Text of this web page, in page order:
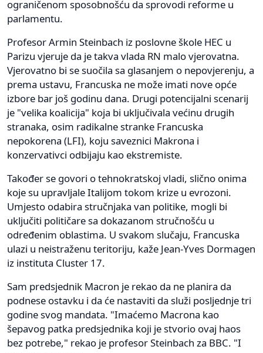
ograničenom sposobnošću da sprovodi reforme u
parlamentu.
Profesor Armin Steinbach iz poslovne škole HEC u
Parizu vjeruje da je takva vlada RN malo vjerovatna.
Vjerovatno bi se suočila sa glasanjem o nepovjerenju, a
prema ustavu, Francuska ne može imati nove opće
izbore bar još godinu dana. Drugi potencijalni scenarij
je "velika koalicija" koja bi uključivala većinu drugih
stranaka, osim radikalne stranke Francuska
nepokorena (LFI), koju saveznici Makrona i
konzervativci odbijaju kao ekstremiste.
Također se govori o tehnokratskoj vladi, slično onima
koje su upravljale Italijom tokom krize u evrozoni.
Umjesto odabira stručnjaka van politike, mogli bi
uključiti političare sa dokazanom stručnošću u
određenim oblastima. U svakom slučaju, Francuska
ulazi u neistraženu teritoriju, kaže Jean-Yves Dormagen
iz instituta Cluster 17.
Sam predsjednik Macron je rekao da ne planira da
podnese ostavku i da će nastaviti da služi posljednje tri
godine svog mandata. "Imaćemo Macrona kao
šepavog patka predsjednika koji je stvorio ovaj haos
bez potrebe," rekao je profesor Steinbach za BBC. "I